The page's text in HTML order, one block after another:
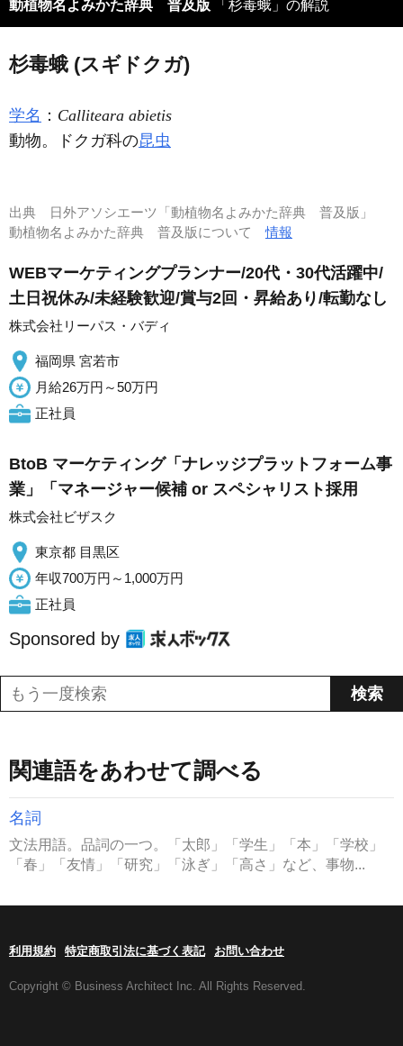
動植物名よみかた辞典 普及版 「杉毒蛾」の解説
杉毒蛾 (スギドクガ)
学名 ： Calliteara abietis
動物。ドクガ科の昆虫
出典
日外アソシエーツ「動植物名よみかた辞典 普及版」
動植物名よみかた辞典 普及版について情報
WEBマーケティングプランナー/20代・30代活躍中/
土日祝休み/未経験歓迎/賞与2回・昇給あり/転勤なし
株式会社リーパス・バディ
福岡県 宮若市
月給26万円～50万円
正社員
BtoB マーケティング「ナレッジプラットフォーム事
業」「マネージャー候補 or スペシャリスト採用
株式会社ビザスク
東京都 目黒区
年収700万円～1,000万円
正社員
Sponsored by
関連語をあわせて調べる
名詞
文法用語。品詞の一つ。「太郎」「学生」「本」「学校」
「春」「友情」「研究」「泳ぎ」「高さ」など、事物...
利用規約 特定商取引法に基づく表記 お問い合わせ
Copyright © Business Architect Inc. All Rights Reserved.